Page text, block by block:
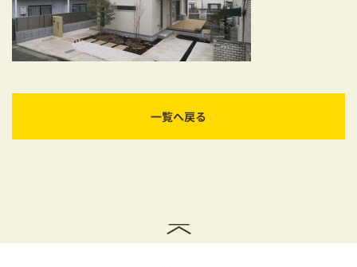
リフォーム・リノベーションをお考えの方
必見！土地からお探しの方へ
ショールーム
一覧へ戻る